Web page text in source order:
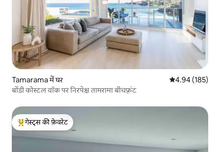
Tamarama में घर औसत रेटिंग 5 में से
4.94 (185)
बोंडी कोस्टल वॉक पर निरपेक्ष तामरामा बीचफ़्रंट
गेस्ट्स का टॉप फ़ेवरेट
गेस्ट्स की फ़ेवरेट